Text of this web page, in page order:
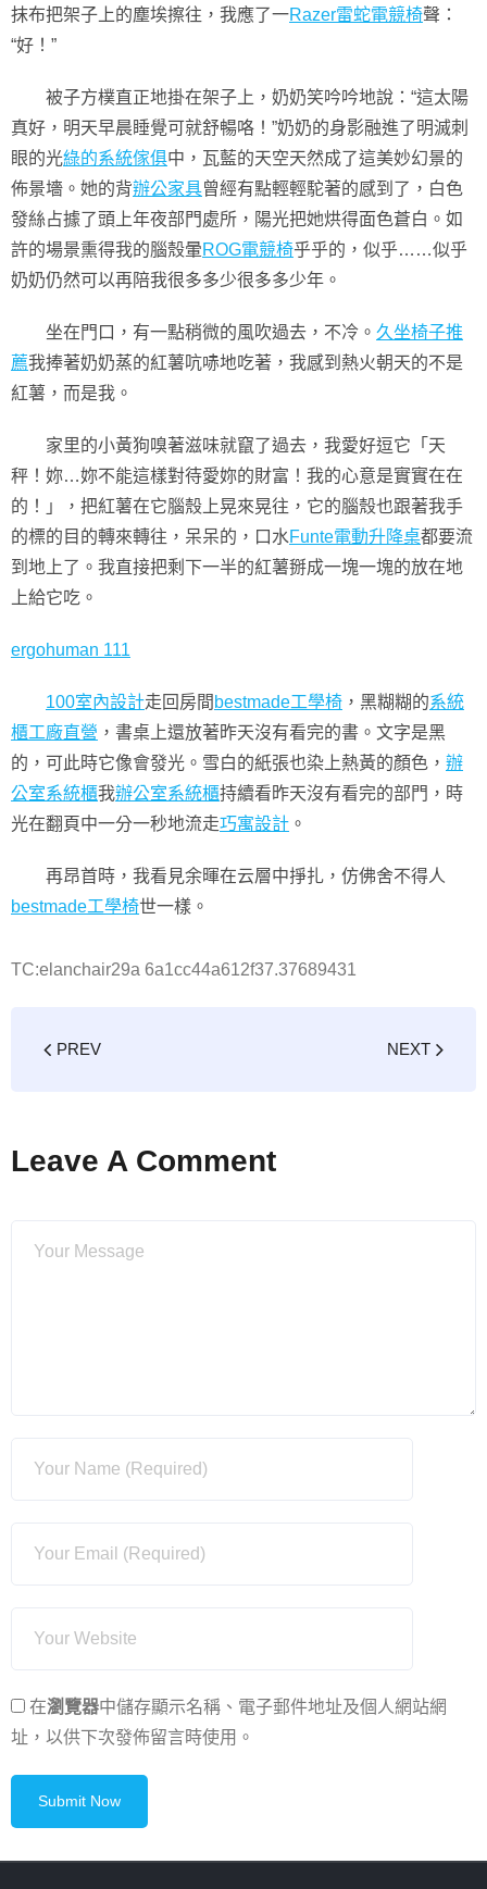
抹布把架子上的塵埃擦往，我應了一Razer雷蛇電競椅聲：
“好！”
被子方樸直正地掛在架子上，奶奶笑吟吟地說：“這太陽
真好，明天早晨睡覺可就舒暢咯！”奶奶的身影融進了明滅刺
眼的光綠的系統傢俱中，瓦藍的天空天然成了這美妙幻景的
佈景墻。她的背辦公家具曾經有點輕輕駝著的感到了，白色
發絲占據了頭上年夜部門處所，陽光把她烘得面色蒼白。如
許的場景熏得我的腦殼暈ROG電競椅乎乎的，似乎……似乎
奶奶仍然可以再陪我很多多少很多多少年。
坐在門口，有一點稍微的風吹過去，不冷。 久坐椅子推
薦我捧著奶奶蒸的紅薯吭哧地吃著，我感到熱火朝天的不是
紅薯，而是我。
家里的小黃狗嗅著滋味就竄了過去，我愛好逗它「天
秤！妳…妳不能這樣對待愛妳的財富！我的心意是實實在在
的！」，把紅薯在它腦殼上晃來晃往，它的腦殼也跟著我手
的標的目的轉來轉往，呆呆的，口水Funte電動升降桌都要流
到地上了。我直接把剩下一半的紅薯掰成一塊一塊的放在地
上給它吃。
ergohuman 111
100室內設計走回房間 bestmade工學椅 ，黑糊糊的系統
櫃工廠直營 ，書桌上還放著昨天沒有看完的書。文字是黑
的，可此時它像會發光。雪白的紙張也染上熱黃的顏色， 辦
公室系統櫃我辦公室系統櫃持續看昨天沒有看完的部門，時
光在翻頁中一分一秒地流走巧寓設計 。
再昂首時，我看見余暉在云層中掙扎，仿佛舍不得人
bestmade工學椅世一樣。
TC:elanchair29a 6a1cc44a612f37.37689431
PREV NEXT
Leave A Comment
在瀏覽器中儲存顯示名稱、電子郵件地址及個人網站網
址，以供下次發佈留言時使用。